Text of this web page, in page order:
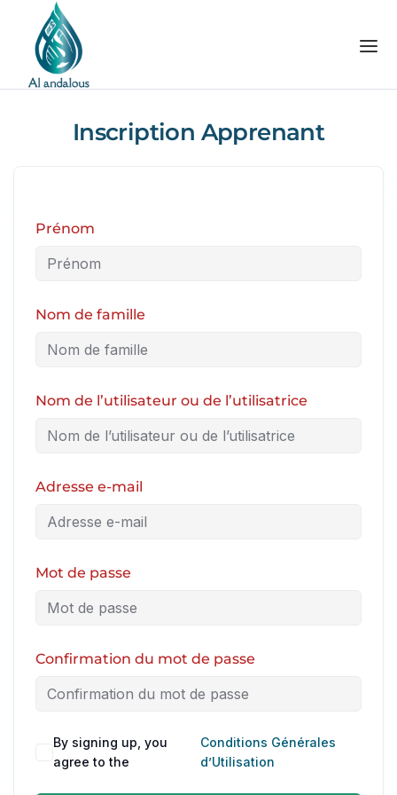
Inscription Apprenant
Prénom
Nom de famille
Nom de l’utilisateur ou de l’utilisatrice
Adresse e-mail
Mot de passe
Confirmation du mot de passe
By signing up, you
agree to the
Conditions Générales
d’Utilisation